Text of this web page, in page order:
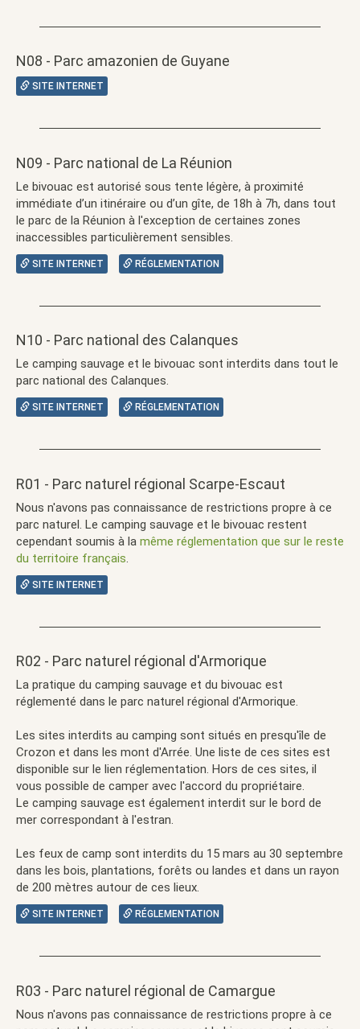
N08 - Parc amazonien de Guyane
SITE INTERNET
N09 - Parc national de La Réunion
Le bivouac est autorisé sous tente légère, à proximité
immédiate d’un itinéraire ou d’un gîte, de 18h à 7h, dans tout
le parc de la Réunion à l'exception de certaines zones
inaccessibles particulièrement sensibles.
SITE INTERNET RÉGLEMENTATION
N10 - Parc national des Calanques
Le camping sauvage et le bivouac sont interdits dans tout le
parc national des Calanques.
SITE INTERNET RÉGLEMENTATION
R01 - Parc naturel régional Scarpe-Escaut
Nous n'avons pas connaissance de restrictions propre à ce
parc naturel. Le camping sauvage et le bivouac restent
cependant soumis à la même réglementation que sur le reste
du territoire français.
SITE INTERNET
R02 - Parc naturel régional d'Armorique
La pratique du camping sauvage et du bivouac est
réglementé dans le parc naturel régional d'Armorique.
Les sites interdits au camping sont situés en presqu'île de
Crozon et dans les mont d'Arrée. Une liste de ces sites est
disponible sur le lien réglementation. Hors de ces sites, il
vous possible de camper avec l'accord du propriétaire.
Le camping sauvage est également interdit sur le bord de
mer correspondant à l'estran.
Les feux de camp sont interdits du 15 mars au 30 septembre
dans les bois, plantations, forêts ou landes et dans un rayon
de 200 mètres autour de ces lieux.
SITE INTERNET RÉGLEMENTATION
R03 - Parc naturel régional de Camargue
Nous n'avons pas connaissance de restrictions propre à ce